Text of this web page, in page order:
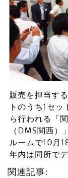
販売を担当す
トのうち1セ
ら行われる「
（DMS関西
ルームで10月
年内は同所で
関連記事: